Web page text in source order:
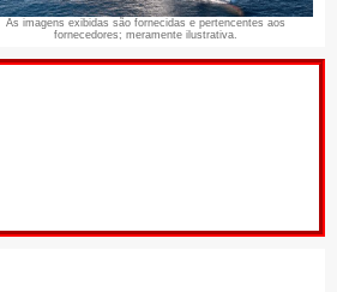
As imagens exibidas são fornecidas e pertencentes aos
fornecedores; meramente ilustrativa.